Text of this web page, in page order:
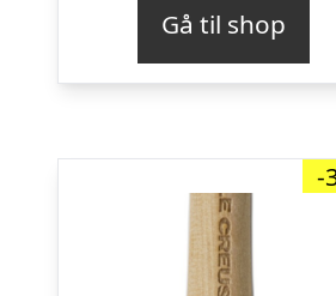
var:
kr. 109,00.
Gå til shop
-